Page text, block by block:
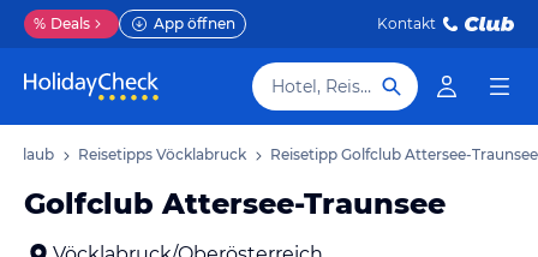
% Deals App öffnen Kontakt
Hotel, Reiseziel
Urlaub Reisetipps Vöcklabruck Reisetipp Golfclub Attersee-Traunsee
Golfclub Attersee-Traunsee